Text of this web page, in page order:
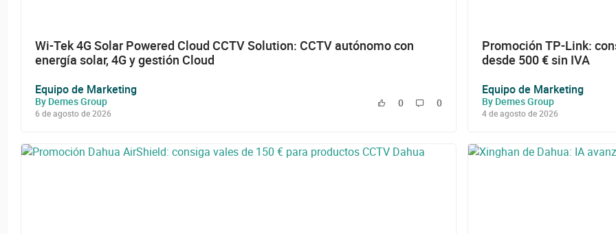
Wi-Tek 4G Solar Powered Cloud CCTV Solution: CCTV autónomo con
energía solar, 4G y gestión Cloud
Equipo de Marketing
By Demes Group
6 de agosto de 2026
0 0
Promoción TP-Link:
desde 500 € sin IVA
Equipo de Marketing
By Demes Group
4 de agosto de 2026